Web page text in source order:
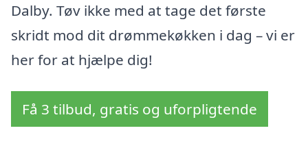
Dalby. Tøv ikke med at tage det første
skridt mod dit drømmekøkken i dag – vi er
her for at hjælpe dig!
Få 3 tilbud, gratis og uforpligtende